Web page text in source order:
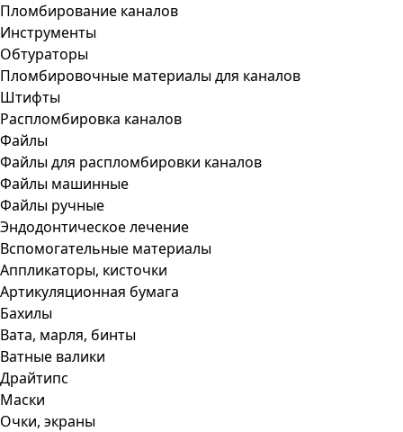
Пломбирование каналов
Инструменты
Обтураторы
Пломбировочные материалы для каналов
Штифты
Распломбировка каналов
Файлы
Файлы для распломбировки каналов
Файлы машинные
Файлы ручные
Эндодонтическое лечение
Вспомогательные материалы
Аппликаторы, кисточки
Артикуляционная бумага
Бахилы
Вата, марля, бинты
Ватные валики
Драйтипс
Маски
Очки, экраны